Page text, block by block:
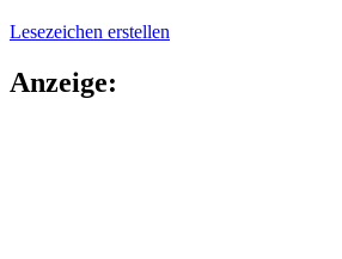
Lesezeichen erstellen
Anzeige: